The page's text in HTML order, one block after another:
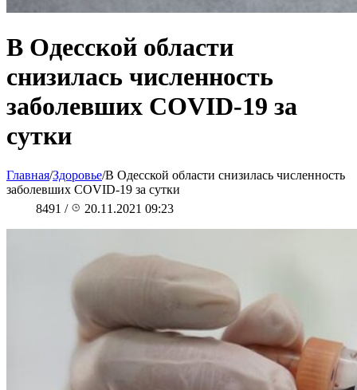
В Одесской области
снизилась численность
заболевших COVID-19 за
сутки
Главная/Здоровье/В Одесской области снизилась численность
заболевших COVID-19 за сутки
8491 / 20.11.2021 09:23